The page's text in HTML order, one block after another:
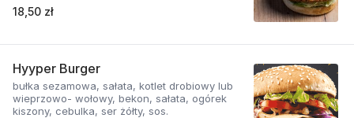
18,50 zł
Hyyper Burger
bułka sezamowa, sałata, kotlet drobiowy lub
wieprzowo- wołowy, bekon, sałata, ogórek
kiszony, cebulka, ser żółty, sos.